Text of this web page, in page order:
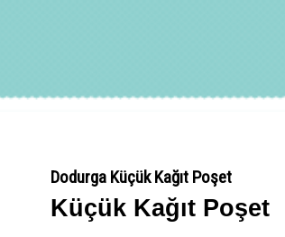
Dodurga Küçük Kağıt Poşet
Küçük Kağıt Poşet